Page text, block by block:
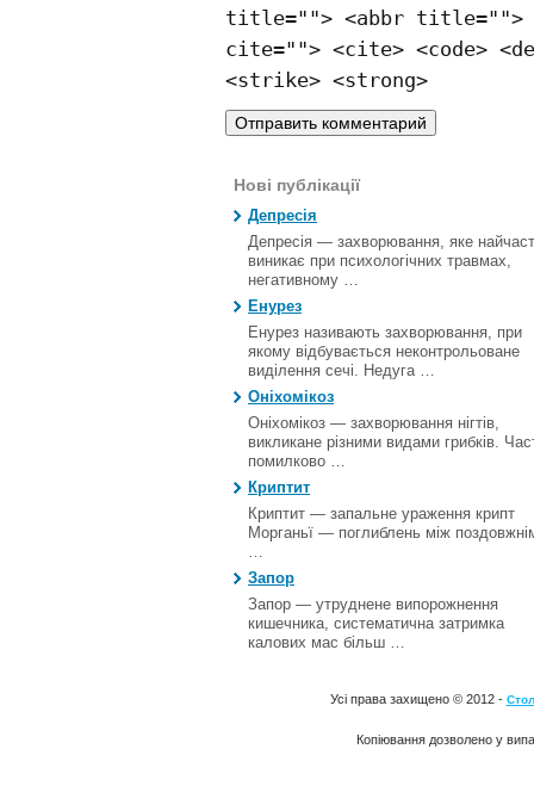
title=""> <abbr title="">
cite=""> <cite> <code>
<strike> <strong>
Нові публікації
Депресія
Депресія — захворювання, яке
виникає при психологічних травмах,
негативному …
Енурез
Енурез називають захворювання, при
якому відбувається неконтрольоване
виділення сечі. Недуга …
Оніхомікоз
Оніхомікоз — захворювання нігтів,
викликане різними видами грибків.
помилково …
Криптит
Криптит — запальне ураження крипт
Морганьї — поглиблень між
…
Запор
Запор — утруднене випорожнення
кишечника, систематична затримка
калових мас більш …
Усі права захищено © 2012 -
Копіювання дозволено у